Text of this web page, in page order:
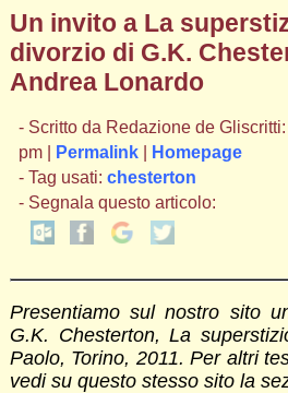
Un invito a La
divorzio di G.K.
Andrea Lonardo
- Scritto da Redazione de
pm |
Permalink|
Homepage
- Tag usati: chesterton
- Segnala questo articolo:
Presentiamo sul nostro sito
G.K. Chesterton, La
Paolo, Torino, 2011. Per altri
vedi su questo stesso sito la